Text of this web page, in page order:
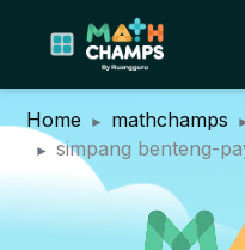
Home mathchamps
simpang benteng-